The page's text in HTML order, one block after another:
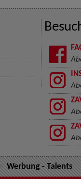
Werbung - Talents